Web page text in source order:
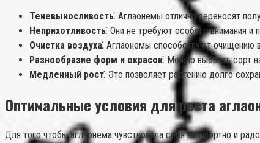
Теневыносливость⁚ Аглаонемы отлично переносят
Неприхотливость⁚ Они не требуют особого внимания
Очистка воздуха⁚ Аглаонемы способствуют очищению
Разнообразие форм и окрасок⁚ Можно выбрать сорт
Медленный рост⁚ Это позволяет растению долго
Оптимальные условия для роста
Для того чтобы аглаонема чувствовала себя комфортно и